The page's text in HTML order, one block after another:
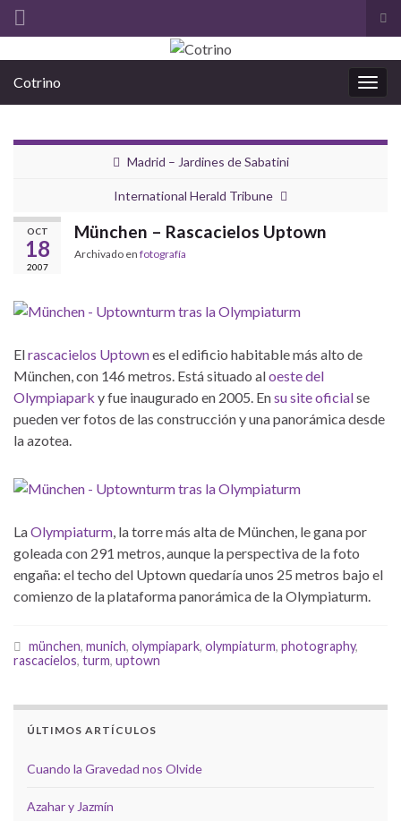
el
la
Cotrino
Madrid – Jardines de Sabatini
International Herald Tribune
OCT
18
2007
München – Rascacielos Uptown
Archivado en fotografía
Elrascacielos Uptownes el edificio habitable más alto de
München, con 146 metros. Está situado aloeste del
Olympiapark y fue inaugurado en 2005. Ensu site oficialse
pueden ver fotos de las construcción y una panorámica desde
la azotea.
LaOlympiaturm, la torre más alta de München, le gana por
goleada con 291 metros, aunque la perspectiva de la foto
engaña: el techo del Uptown quedaría unos 25 metros bajo el
comienzo de la plataforma panorámica de la Olympiaturm.
münchen, munich, olympiapark, olympiaturm, photography,
rascacielos, turm, uptown
ÚLTIMOS ARTÍCULOS
Cuando la Gravedad nos Olvide
Azahar y Jazmín